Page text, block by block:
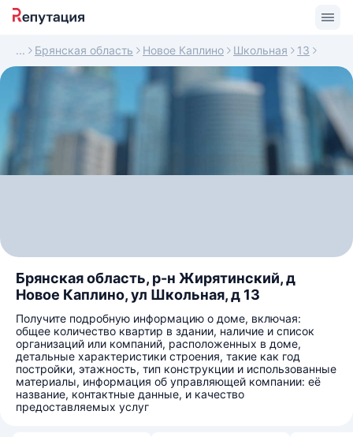
Брянская область Новое Каплино Школьная 13
Брянская область, р-н Жирятинский, д
Новое Каплино, ул Школьная, д 13
Получите подробную информацию о доме, включая:
общее количество квартир в здании, наличие и список
организаций или компаний, расположенных в доме,
детальные характеристики строения, такие как год
постройки, этажность, тип конструкции и использованные
материалы, информация об управляющей компании: её
название, контактные данные, и качество
предоставляемых услуг